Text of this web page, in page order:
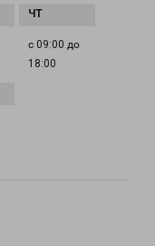
с 09:00 до
18:00